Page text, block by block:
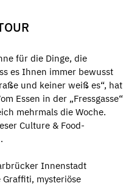
für die Dinge, die
es Ihnen immer bewusst
und keiner weiß es“, hat
Essen in der „Fressgasse“
mehrmals die Woche.
Culture & Food-
Innenstadt
mysteriöse